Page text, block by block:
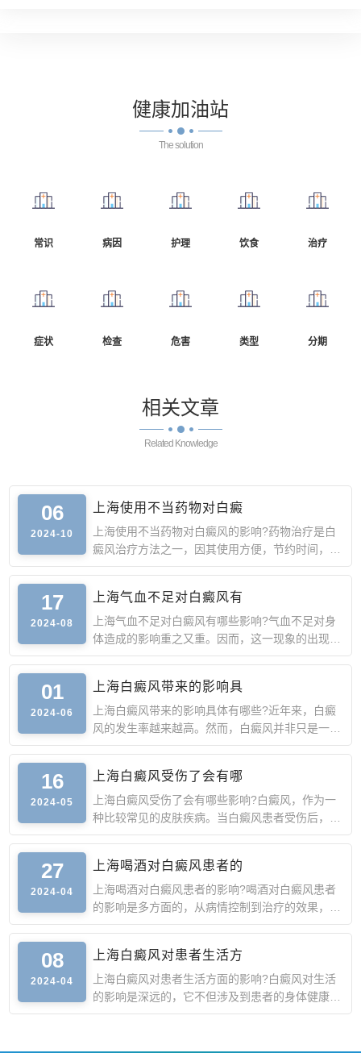
健康加油站
The solution
常识 病因 护理 饮食 治疗
症状 检查 危害 类型 分期
相关文章
Related Knowledge
06
2024-10
上海使用不当药物对白癜
上海使用不当药物对白癜风的影响?药物治疗是白
癜风治疗方法之一，因其使用方便，节约时间，受
到众多患者的选择
17
2024-08
上海气血不足对白癜风有
上海气血不足对白癜风有哪些影响?气血不足对身
体造成的影响重之又重。因而，这一现象的出现对
白癜风群体的危害
01
2024-06
上海白癜风带来的影响具
上海白癜风带来的影响具体有哪些?近年来，白癜
风的发生率越来越高。然而，白癜风并非只是一种
皮肤病，它还会给
16
2024-05
上海白癜风受伤了会有哪
上海白癜风受伤了会有哪些影响?白癜风，作为一
种比较常见的皮肤疾病。当白癜风患者受伤后，确
实可能会对其病情
27
2024-04
上海喝酒对白癜风患者的
上海喝酒对白癜风患者的影响?喝酒对白癜风患者
的影响是多方面的，从病情控制到治疗的效果，再
到身体健康，都可
08
2024-04
上海白癜风对患者生活方
上海白癜风对患者生活方面的影响?白癜风对生活
的影响是深远的，它不但涉及到患者的身体健康，
还深刻影响着患者